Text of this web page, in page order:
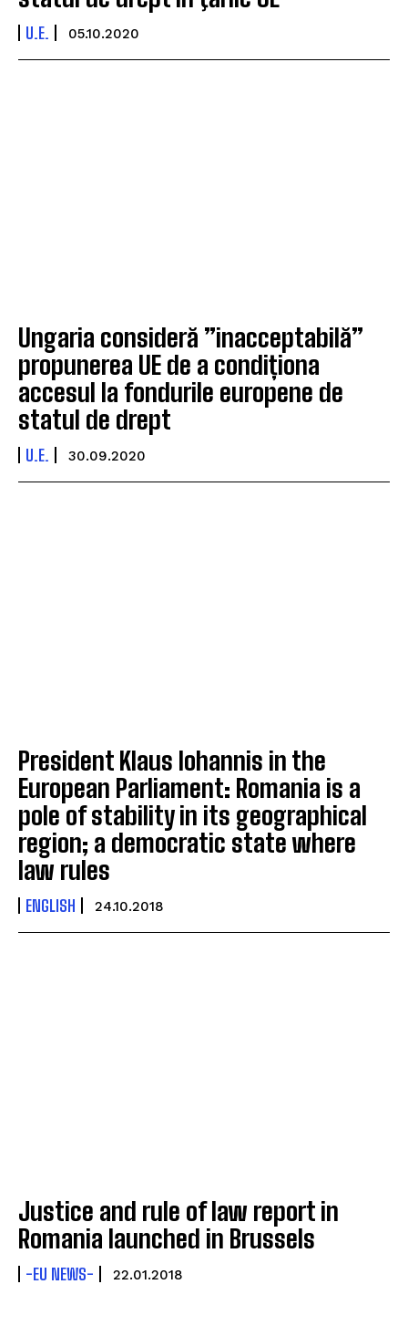
U.E. 05.10.2020
Ungaria consideră ”inacceptabilă”
propunerea UE de a condiționa
accesul la fondurile europene de
statul de drept
U.E. 30.09.2020
President Klaus Iohannis in the
European Parliament: Romania is a
pole of stability in its geographical
region; a democratic state where
law rules
ENGLISH 24.10.2018
Justice and rule of law report in
Romania launched in Brussels
-EU NEWS- 22.01.2018